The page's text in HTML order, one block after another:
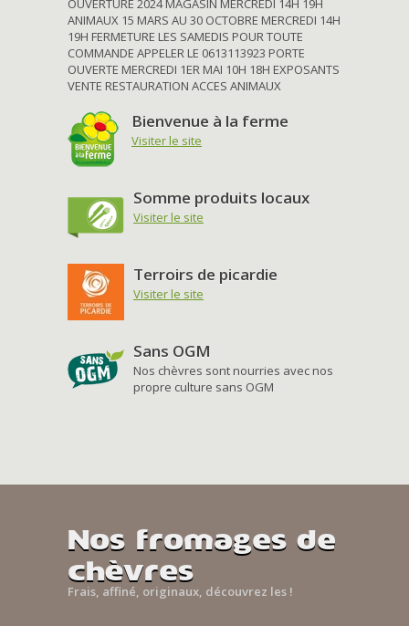
OUVERTURE 2024 MAGASIN MERCREDI 14H 19H
ANIMAUX 15 MARS AU 30 OCTOBRE MERCREDI 14H
19H FERMETURE LES SAMEDIS POUR TOUTE
COMMANDE APPELER LE 0613113923 PORTE
OUVERTE MERCREDI 1ER MAI 10H 18H EXPOSANTS
VENTE RESTAURATION ACCES ANIMAUX
Bienvenue à la ferme
Visiter le site
Somme produits locaux
Visiter le site
Terroirs de picardie
Visiter le site
Sans OGM
Nos chèvres sont nourries avec nos
propre culture sans OGM
Nos fromages de
chèvres
Frais, affiné, originaux, découvrez les !